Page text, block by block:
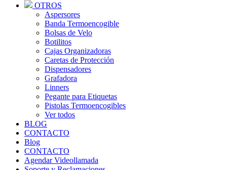
OTROS
Aspersores
Banda Termoencogible
Bolsas de Velo
Botilitos
Cajas Organizadoras
Caretas de Protección
Dispensadores
Grafadora
Linners
Pegante para Etiquetas
Pistolas Termoencogibles
Ver todos
BLOG
CONTACTO
Blog
CONTACTO
Agendar Videollamada